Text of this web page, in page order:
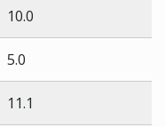
10.0
5.0
11.1